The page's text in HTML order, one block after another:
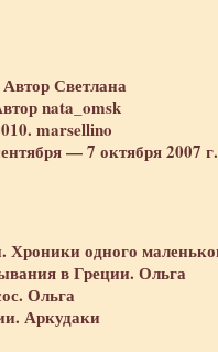
Светлана
nata_omsk
marsellino
— 7 октября 2007
Хроники одного
в Греции. Ольга
Ольга
Аркудаки